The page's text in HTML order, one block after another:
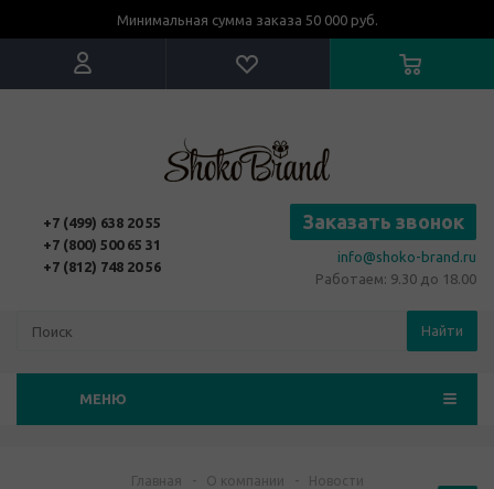
Минимальная сумма заказа 50 000 руб.
+7 (499) 638 20 55
+7 (800) 500 65 31
+7 (812) 748 20 56
Заказать звонок
info@shoko-brand.ru
Работаем: 9.30 до 18.00
Найти
МЕНЮ
Главная - О компании - Новости